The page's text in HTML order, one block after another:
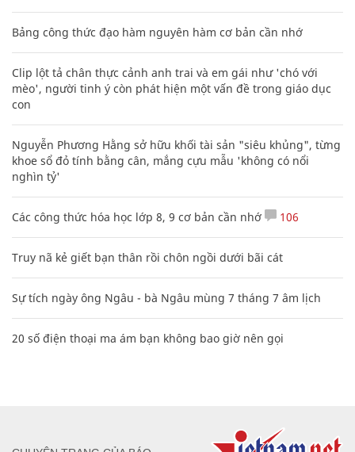
Bảng công thức đạo hàm nguyên hàm cơ bản cần nhớ
Clip lột tả chân thực cảnh anh trai và em gái như 'chó với
mèo', người tinh ý còn phát hiện một vấn đề trong giáo dục
con
Nguyễn Phương Hằng sở hữu khối tài sản "siêu khủng", từng
khoe sổ đỏ tính bằng cân, mắng cựu mẫu 'không có nổi
nghìn tỷ'
Các công thức hóa học lớp 8, 9 cơ bản cần nhớ 106
Truy nã kẻ giết bạn thân rồi chôn ngồi dưới bãi cát
Sự tích ngày ông Ngâu - bà Ngâu mùng 7 tháng 7 âm lịch
20 số điện thoại ma ám bạn không bao giờ nên gọi